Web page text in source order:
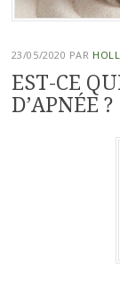
23/05/2020 PAR
EST-CE
D’APNÉE ?